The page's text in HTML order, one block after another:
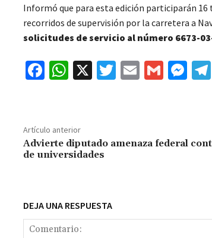
Informó que para esta edición participarán
recorridos de supervisión por la carretera a
solicitudes de servicio al número 6673-
Fa
o
o
k
W
sA
p
p
X
T
E
G
M
ge
Artículo anterior
Advierte diputado amenaza federal
de universidades
DEJA UNA RESPUESTA